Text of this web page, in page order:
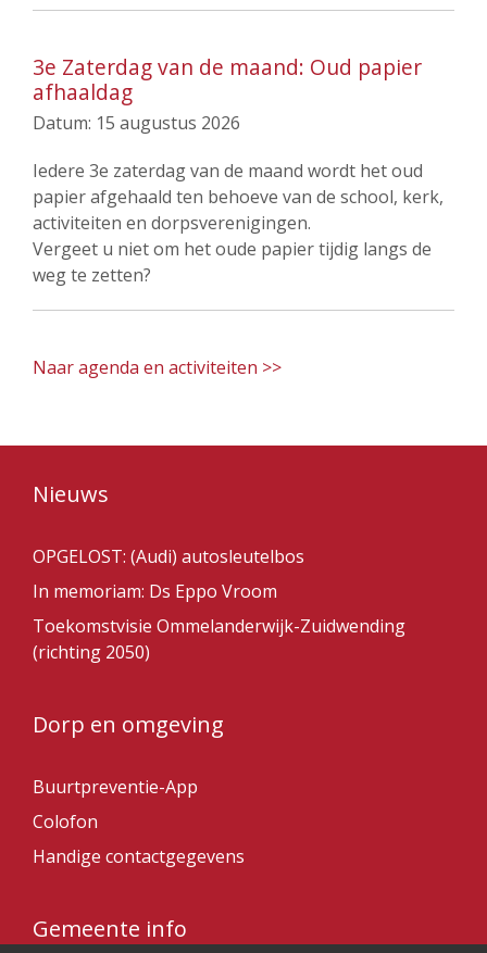
3e Zaterdag van de maand: Oud papier
afhaaldag
Datum: 15 augustus 2026
Iedere 3e zaterdag van de maand wordt het oud
papier afgehaald ten behoeve van de school, kerk,
activiteiten en dorpsverenigingen.
Vergeet u niet om het oude papier tijdig langs de
weg te zetten?
Naar agenda en activiteiten >>
Nieuws
OPGELOST: (Audi) autosleutelbos
In memoriam: Ds Eppo Vroom
Toekomstvisie Ommelanderwijk-Zuidwending
(richting 2050)
Dorp en omgeving
Buurtpreventie-App
Colofon
Handige contactgegevens
Gemeente info